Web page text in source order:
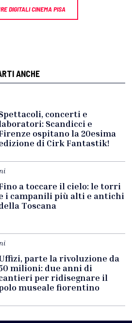
DIGITALI CINEMA PISA
ANCHE
concerti e
Scandicci e
ospitano la 20esima
di Cirk Fantastik!
a toccare il cielo: le torri
i campanili più alti e antichi
Toscana
parte la rivoluzione da
milioni: due anni di
per ridisegnare il
museale fiorentino